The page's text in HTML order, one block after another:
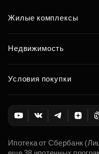
Жилые комплексы
Недвижимость
Условия покупки
Ипотека от Сбербанк